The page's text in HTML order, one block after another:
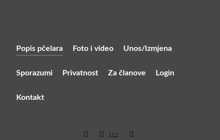
Popis pčelara Foto i video Unos/Izmjena
Sporazumi Privatnost Za članove Login
Kontakt
112